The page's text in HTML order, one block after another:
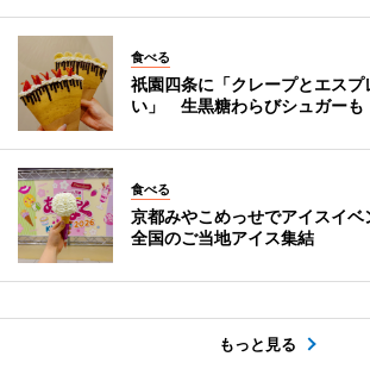
食べる
祇園四条に「クレープとエスプ
い」 生黒糖わらびシュガーも
食べる
京都みやこめっせでアイスイ
全国のご当地アイス集結
もっと見る